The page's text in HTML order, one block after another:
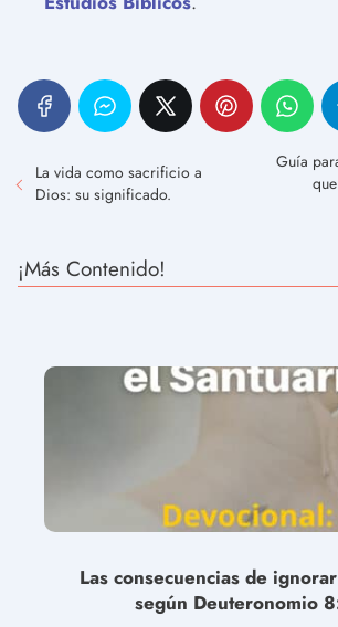
La vida como sacrificio a
Dios: su significado.
Guía
¡Más Contenido!
Las consecuencias de
según Deuteronomio